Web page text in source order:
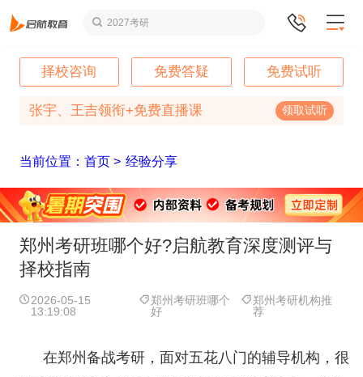
2027考研
择校咨询 免费答疑 免费试听
张宇、王吉领衔+免费直播课 领取试听
当前位置：首页 > 经验分享
郑州考研班哪个好?启航教育深度测评与
择校指南
2026-05-15
13:19:08
郑州考研班哪个
好
郑州考研机构推
荐
在郑州备战考研，面对五花八门的辅导机构，很